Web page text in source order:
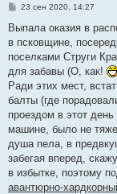
С
о
щ
е
и
е
23 сен 2020, 14:27
Выпала оказия в
в псковщине,
поселками Струги
для забавы (О, как!
Ради этих мест,
балты (где
проездом в этот
машине, было не
душа пела, в
забегая вперед,
в избытке, поэтому
авантюрно-